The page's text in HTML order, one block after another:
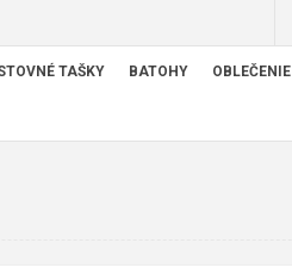
TAŠKY BATOHY OBLEČENIE